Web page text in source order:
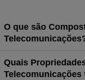
O que são
Quais
Telecomunicações